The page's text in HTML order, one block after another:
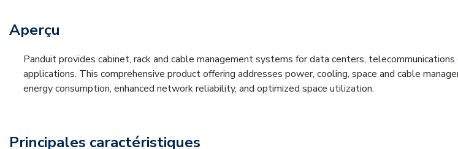
Aperçu
Panduit provides cabinet, rack and cable management systems for data centers,
applications. This comprehensive product offering addresses power, cooling, space and cable
energy consumption, enhanced network reliability, and optimized space utilization.
Principales caractéristiques